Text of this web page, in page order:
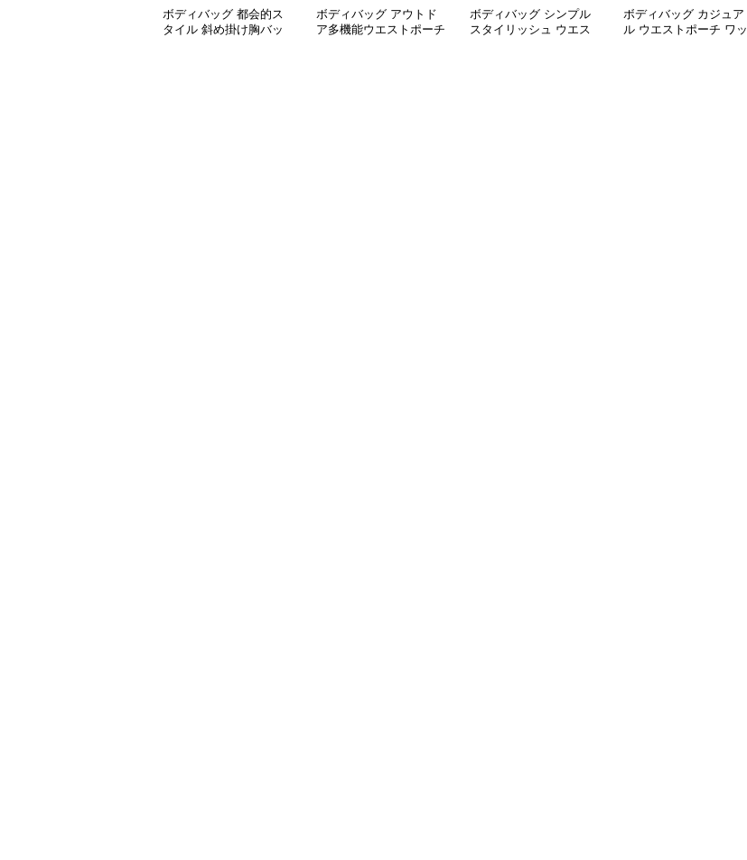
ボディバッグ 都会的ス
タイル 斜め掛け胸バッ
ボディバッグ アウトド
ア多機能ウエストポーチ
ボディバッグ シンプル
スタイリッシュ ウエス
ボディバッグ カジュア
ル ウエストポーチ ワッ